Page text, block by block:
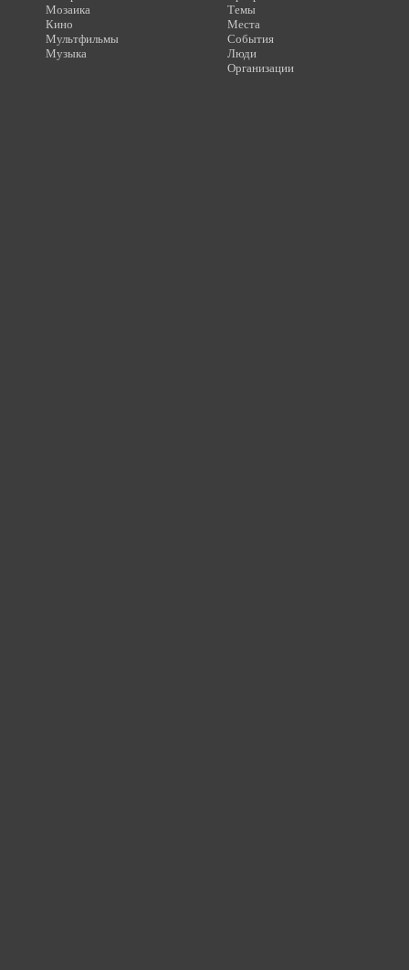
Мозаика
Кино
Мультфильмы
Музыка
Темы
Места
События
Люди
Организации